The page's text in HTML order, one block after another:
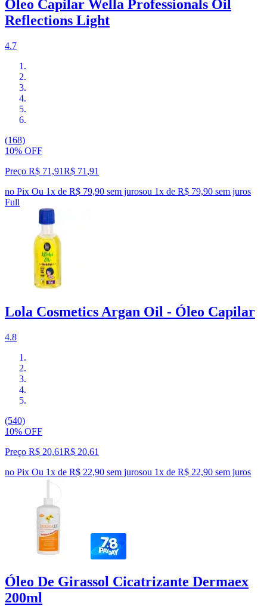
Óleo Capilar Wella Professionals Oil
Reflections Light
4.7
(168)
10% OFF
Preço R$ 71,91R$ 71 ,91
no Pix Ou 1x de R$ 79,90 sem jurosou 1x de R$ 79,90 sem juros
Full
Lola Cosmetics Argan Oil - Óleo Capilar
4.8
(540)
10% OFF
Preço R$ 20,61R$ 20,61
no Pix Ou 1x de R$ 22,90 sem jurosou 1x de R$ 22,90 sem juros
Óleo De Girassol Cicatrizante Dermaex
200ml